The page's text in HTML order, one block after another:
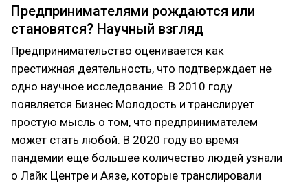
Предпринимателями рождаются или
становятся? Научный взгляд
Предпринимательство оценивается как
престижная деятельность, что подтверждает не
одно научное исследование. В 2010 году
появляется Бизнес Молодость и транслирует
простую мысль о том, что предпринимателем
может стать любой. В 2020 году во время
пандемии еще большее количество людей узнали
о Лайк Центре и Аязе, которые транслировали